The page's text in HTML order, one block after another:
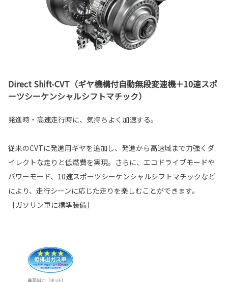
Direct Shift-CVT（ギヤ機構付自動無段変速機＋10速スポ
ーツシーケンシャルシフトマチック）
発進時・高速走行時に、気持ちよく加速する。
従来のCVTに発進用ギヤを追加し、発進から高速域まで力強くダ
イレクトな走りと低燃費を実現。さらに、エコドライブモードや
パワーモード、10速スポーツシーケンシャルシフトマチックなど
により、走行シーンに応じた走りを楽しむことができます。
［ガソリン車に標準装備］